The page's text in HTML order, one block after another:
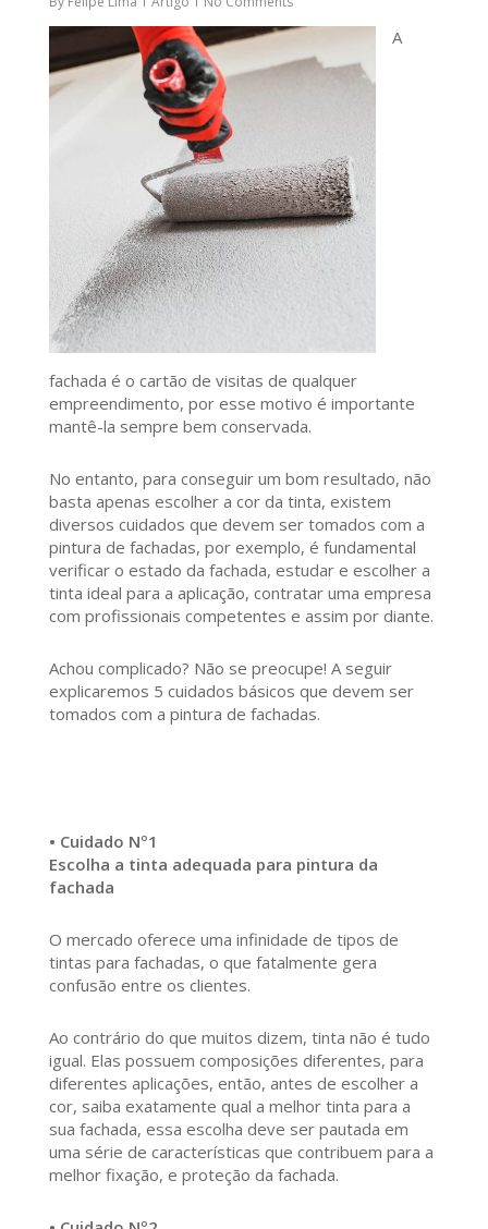
A
fachada é o cartão de visitas de qualquer
empreendimento, por esse motivo é importante
mantê-la sempre bem conservada.
No entanto, para conseguir um bom resultado, não
basta apenas escolher a cor da tinta, existem
diversos cuidados que devem ser tomados com a
pintura de fachadas, por exemplo, é fundamental
verificar o estado da fachada, estudar e escolher a
tinta ideal para a aplicação, contratar uma empresa
com profissionais competentes e assim por diante.
Achou complicado? Não se preocupe! A seguir
explicaremos 5 cuidados básicos que devem ser
tomados com a pintura de fachadas.
• Cuidado Nº1
Escolha a tinta adequada para pintura da
fachada
O mercado oferece uma infinidade de tipos de
tintas para fachadas, o que fatalmente gera
confusão entre os clientes.
Ao contrário do que muitos dizem, tinta não é tudo
igual. Elas possuem composições diferentes, para
diferentes aplicações, então, antes de escolher a
cor, saiba exatamente qual a melhor tinta para a
sua fachada, essa escolha deve ser pautada em
uma série de características que contribuem para a
melhor fixação, e proteção da fachada.